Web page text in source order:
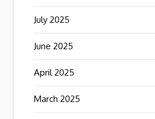
July 2025
June 2025
April 2025
March 2025